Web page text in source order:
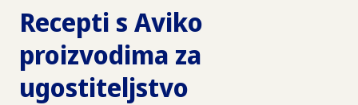
Recepti s Aviko
proizvodima za
ugostiteljstvo